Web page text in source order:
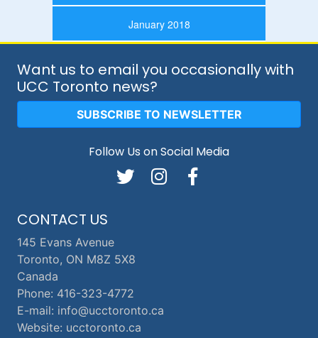
January 2018
CONTACT US
145 Evans Avenue
Toronto, ON M8Z 5X8
Canada
Phone: 416-323-4772
E-mail: info@ucctoronto.ca
Website: ucctoronto.ca
Want us to email you occasionally with
UCC Toronto news?
SUBSCRIBE TO NEWSLETTER
Follow Us on Social Media